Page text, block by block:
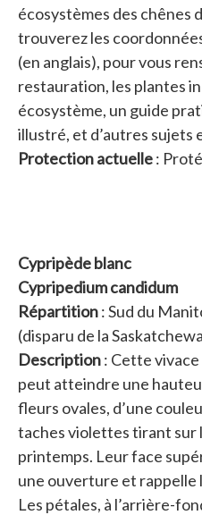
écosystèmes des chênes
trouverez les
(en anglais), pour vous
restauration, les plantes
écosystème, un guide
illustré, et d’autres sujets
Protection actuelle:
Cypripède blanc
Cypripedium candidum
Répartition: Sud du
(disparu de la
Description: Cette
peut atteindre une
fleurs ovales, d’une
taches violettes tirant sur
printemps. Leur face
une ouverture et rappelle
Les pétales, à l’arrière-